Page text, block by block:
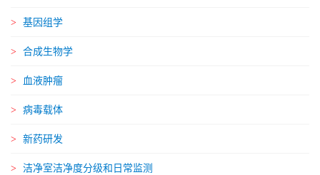
基因组学
合成生物学
血液肿瘤
病毒载体
新药研发
洁净室洁净度分级和日常监测